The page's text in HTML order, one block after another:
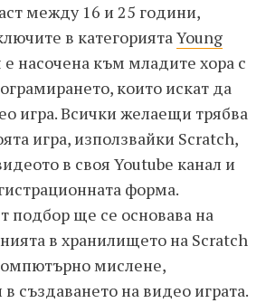
между 16 и 25 години,
в категориятаYoung
е насочена към младите хора с
които искат да
игра. Всички желаещи трябва
игра, използвайки Scratch,
в своя Youtube канал и
форма.
подбор ще се основава на
в хранилището на Scratch
мислене,
създаването на видео играта.